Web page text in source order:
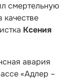
смертельную
Ксения
авария
«Адлер –